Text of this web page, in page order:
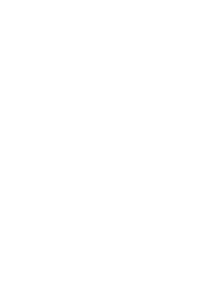
Поэтому мы готовы
в наличии